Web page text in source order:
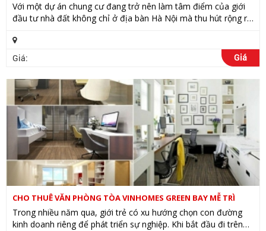
Với một dự án chung cư đang trở nên làm tâm điểm của giới
đầu tư nhà đất không chỉ ở địa bàn Hà Nội mà thu hút rộng rãi
không chỉ...
Giá:
Giá
CHO THUÊ VĂN PHÒNG TÒA VINHOMES GREEN BAY MỄ TRÌ
Trong nhiều năm qua, giới trẻ có xu hướng chọn con đường
kinh doanh riêng để phát triển sự nghiệp. Khi bắt đầu đi trên